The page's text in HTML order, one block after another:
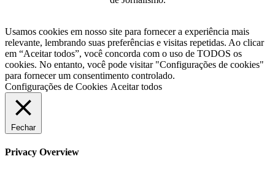
Usamos cookies em nosso site para fornecer a experiência mais
relevante, lembrando suas preferências e visitas repetidas. Ao clicar
em “Aceitar todos”, você concorda com o uso de TODOS os
cookies. No entanto, você pode visitar "Configurações de cookies"
para fornecer um consentimento controlado.
Configurações de Cookies Aceitar todos
Fechar
Privacy Overview